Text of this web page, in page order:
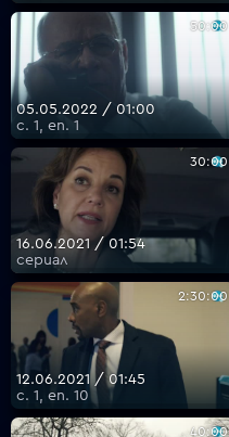
50:00
05.05.2022 / 01:00
с. 1, еп. 1
30:00
16.06.2021 / 01:54
сериал
2:30:00
12.06.2021 / 01:45
с. 1, еп. 10
40:00